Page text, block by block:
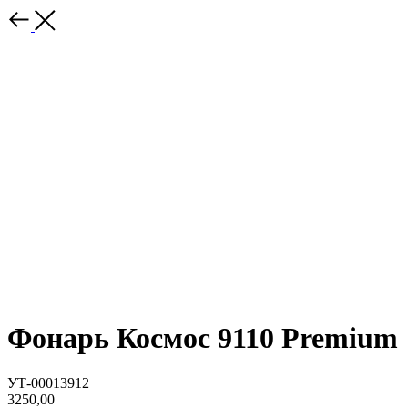
Фонарь Космос 9110 Premium
УТ-00013912
3250,00